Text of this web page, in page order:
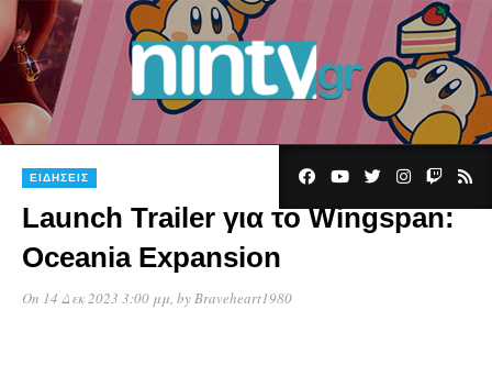
ΕΙΔΉΣΕΙΣ
Launch Trailer για το Wingspan:
Oceania Expansion
On 14 Δεκ 2023 3:00 μμ, byBraveheart1980